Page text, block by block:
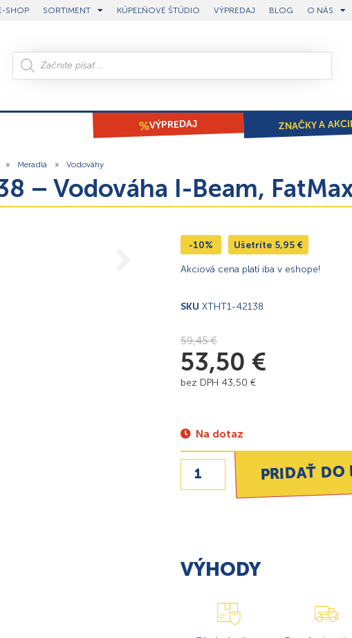
SHOP SORTIMENT KÚPEĽŇOVÉ ŠTÚDIO VÝPREDAJ BLOG O NÁS
VÝPREDAJ ZNAČKY A
» Meradlá » Vodováhy
– Vodováha I-Beam,
-10% Ušetríte 5,95 €
Akciová cena platí iba v eshope!
SKU XTHT1-42138
59,45€
53,50 €
bez DPH 43,50 €
Na dotaz
PRIDAŤ DO
VÝHODY